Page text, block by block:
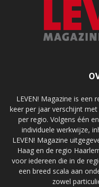
LEVEN! Magazine is een
keer per jaar verschijnt
per regio. Volgens één
individuele werkwijze,
LEVEN! Magazine
Haag en de regio
voor iedereen die in de
een breed scala aan
zowel